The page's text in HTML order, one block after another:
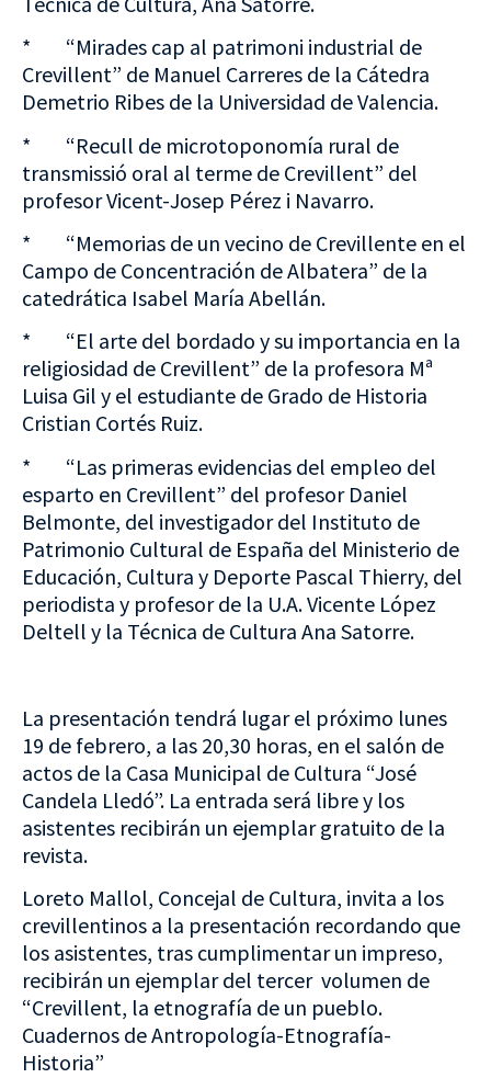
* “Mirades cap al patrimoni industrial de
Crevillent” de Manuel Carreres de la Cátedra
Demetrio Ribes de la Universidad de Valencia.
* “Recull de microtoponomía rural de
transmissió oral al terme de Crevillent” del
profesor Vicent-Josep Pérez i Navarro.
* “Memorias de un vecino de Crevillente en el
Campo de Concentración de Albatera” de la
catedrática Isabel María Abellán.
* “El arte del bordado y su importancia en la
religiosidad de Crevillent” de la profesora Mª
Luisa Gil y el estudiante de Grado de Historia
Cristian Cortés Ruiz.
* “Las primeras evidencias del empleo del
esparto en Crevillent” del profesor Daniel
Belmonte, del investigador del Instituto de
Patrimonio Cultural de España del Ministerio de
Educación, Cultura y Deporte Pascal Thierry, del
periodista y profesor de la U.A. Vicente López
Deltell y la Técnica de Cultura Ana Satorre.
La presentación tendrá lugar el próximo lunes
19 de febrero, a las 20,30 horas, en el salón de
actos de la Casa Municipal de Cultura “José
Candela Lledó”. La entrada será libre y los
asistentes recibirán un ejemplar gratuito de la
revista.
Loreto Mallol, Concejal de Cultura, invita a los
crevillentinos a la presentación recordando que
los asistentes, tras cumplimentar un impreso,
recibirán un ejemplar del tercer volumen de
“Crevillent, la etnografía de un pueblo.
Cuadernos de Antropología-Etnografía-
Historia”